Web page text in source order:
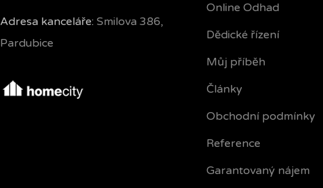
Adresa kanceláře: Smilova 386,
Pardubice
Online Odhad
Dědické řízení
Můj příběh
Články
Obchodní podmínky
Reference
Garantovaný nájem